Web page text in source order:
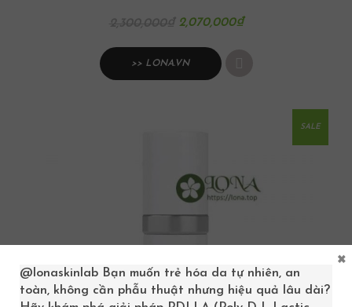
2,070,000₫
>> LONA.VN
SALE
@lonaskinlab Bạn muốn trẻ hóa da tự nhiên, an
toàn, không cần phẫu thuật nhưng hiệu quả lâu dài?
×